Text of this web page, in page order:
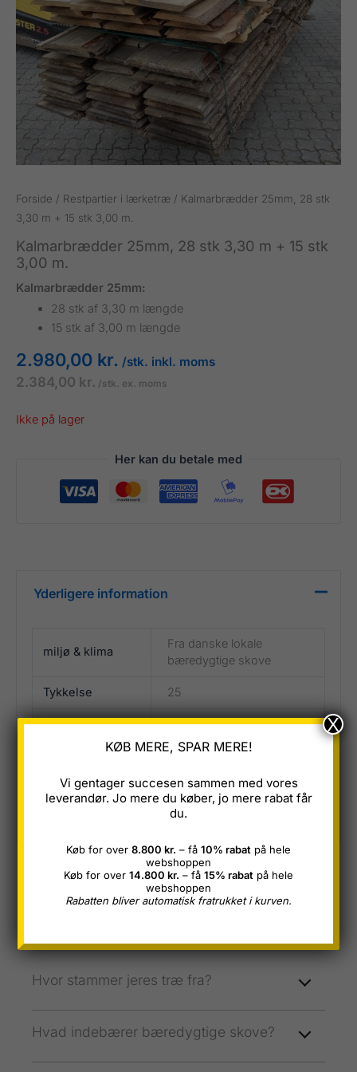
Forside / Restpartier i lærketræ / Kalmarbrædder 25mm, 28 stk
3,30 m + 15 stk 3,00 m.
Kalmarbrædder 25mm, 28 stk 3,30 m + 15 stk
3,00 m.
Kalmarbrædder 25mm:
28 stk af 3,30 m længde
15 stk af 3,00 m længde
2.980,00 kr. /stk. inkl. moms
2.384,00 kr. /stk. ex. moms
Ikke på lager
Her kan du betale med
Yderligere information
miljø & klima
Fra danske lokale
bæredygtige skove
Tykkelse 25
Varenummer 6015
CE-godkendt Ja
Restparti Tilbud: Kalmarbrædder af Lærketræ –
Blandet Pakke
netop det, du har brug for til dit næste projekt!
at få fat i førsteklasses kalmarbrædder til en brøkdel af
prisen. Pakken indeholder:
Ofte Stillede Spørgsmål
Hvor stammer jeres træ fra?
Hvad indebærer bæredygtige skove?
KØB MERE, SPAR MERE!
Vi gentager succesen sammen med vores
leverandør. Jo mere du køber, jo mere rabat får
du.
Køb for over 8.800 kr. – få 10% rabat på hele
webshoppen
Køb for over 14.800 kr. – få 15% rabat på hele
webshoppen
Rabatten bliver automatisk fratrukket i kurven.
X